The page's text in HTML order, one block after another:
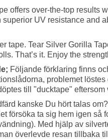
offers over-the-top results
superior UV resistance and
tape. Tear Silver Gorilla
That’s it. Enjoy the
Följande förklaring finns
problemet
till "ducktape"
kanske Du hört talas
försöka ta sig hem igen så
Med hjälp av
överlevde resan tillbaka